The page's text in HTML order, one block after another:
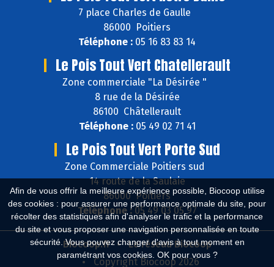
Afin de vous offrir la meilleure expérience possible, Biocoop utilise
des cookies : pour assurer une performance optimale du site, pour
récolter des statistiques afin d'analyser le trafic et la performance
du site et vous proposer une navigation personnalisée en toute
sécurité. Vous pouvez changer d'avis à tout moment en
paramétrant vos cookies. OK pour vous ?
7 place Charles de Gaulle
86000 Poitiers
Téléphone : 05 16 83 83 14
Le Pois Tout Vert Chatellerault
Zone commerciale "La Désirée "
8 rue de la Désirée
86100 Châtellerault
Téléphone :05 49 02 71 41
Le Pois Tout Vert Porte Sud
Zone Commerciale Poitiers sud
14 route de la Saulaie
86000 Poitiers
Téléphone :05 49 03 05 97
Biocoop.fr
Le réseau Biocoop
Copyright Biocoop 2026